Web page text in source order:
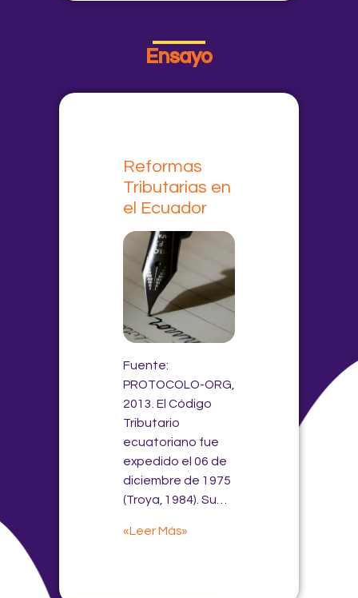
Ensayo
Reformas
Tributarias en
el Ecuador
Fuente:
PROTOCOLO-ORG,
2013. El Código
Tributario
ecuatoriano fue
expedido el 06 de
diciembre de 1975
(Troya, 1984). Su…
«Leer Más»